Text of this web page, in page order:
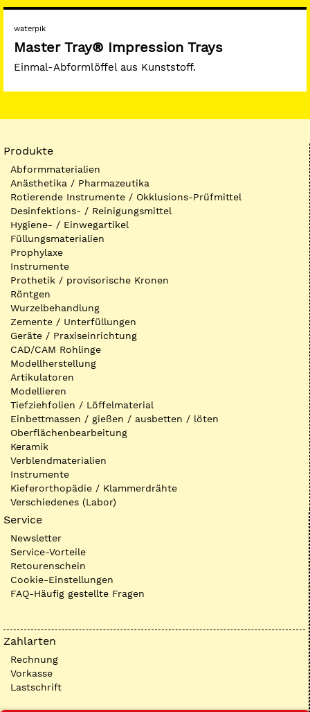
waterpik
Master Tray® Impression Trays
Einmal-Abformlöffel aus Kunststoff.
Produkte
Abformmaterialien
Anästhetika / Pharmazeutika
Rotierende Instrumente / Okklusions-Prüfmittel
Desinfektions- / Reinigungsmittel
Hygiene- / Einwegartikel
Füllungsmaterialien
Prophylaxe
Instrumente
Prothetik / provisorische Kronen
Röntgen
Wurzelbehandlung
Zemente / Unterfüllungen
Geräte / Praxiseinrichtung
CAD/CAM Rohlinge
Modellherstellung
Artikulatoren
Modellieren
Tiefziehfolien / Löffelmaterial
Einbettmassen / gießen / ausbetten / löten
Oberflächenbearbeitung
Keramik
Verblendmaterialien
Instrumente
Kieferorthopädie / Klammerdrähte
Verschiedenes (Labor)
Service
Newsletter
Service-Vorteile
Retourenschein
Cookie-Einstellungen
FAQ-Häufig gestellte Fragen
Zahlarten
Rechnung
Vorkasse
Lastschrift